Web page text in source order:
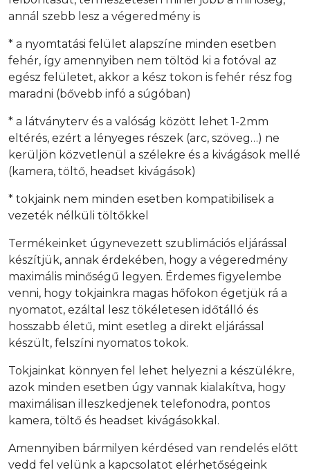
annál szebb lesz a végeredmény is
* a nyomtatási felület alapszíne minden esetben
fehér, így amennyiben nem töltöd ki a fotóval az
egész felületet, akkor a kész tokon is fehér rész fog
maradni (bővebb infó a súgóban)
* a látványterv és a valóság között lehet 1-2mm
eltérés, ezért a lényeges részek (arc, szöveg…) ne
kerüljön közvetlenül a szélekre és a kivágások mellé
(kamera, töltő, headset kivágások)
* tokjaink nem minden esetben kompatibilisek a
vezeték nélküli töltőkkel
Termékeinket úgynevezett szublimációs eljárással
készítjük, annak érdekében, hogy a végeredmény
maximális minőségű legyen. Érdemes figyelembe
venni, hogy tokjainkra magas hőfokon égetjük rá a
nyomatot, ezáltal lesz tökéletesen időtálló és
hosszabb életű, mint esetleg a direkt eljárással
készült, felszíni nyomatos tokok.
Tokjainkat könnyen fel lehet helyezni a készülékre,
azok minden esetben úgy vannak kialakítva, hogy
maximálisan illeszkedjenek telefonodra, pontos
kamera, töltő és headset kivágásokkal.
Amennyiben bármilyen kérdésed van rendelés előtt
vedd fel velünk a kapcsolatot elérhetőségeink